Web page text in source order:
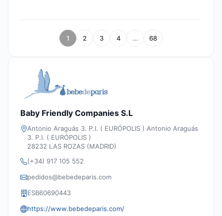
1 2 3 4 … 68
Baby Friendly Companies S.L
Antonio Araguás 3. P.I. ( EURÓPOLIS ) Antonio Araguás
3. P.I. ( EURÓPOLIS )
28232 LAS ROZAS (MADRID)
(+34) 917 105 552
pedidos@bebedeparis.com
ESB60690443
https://www.bebedeparis.com/